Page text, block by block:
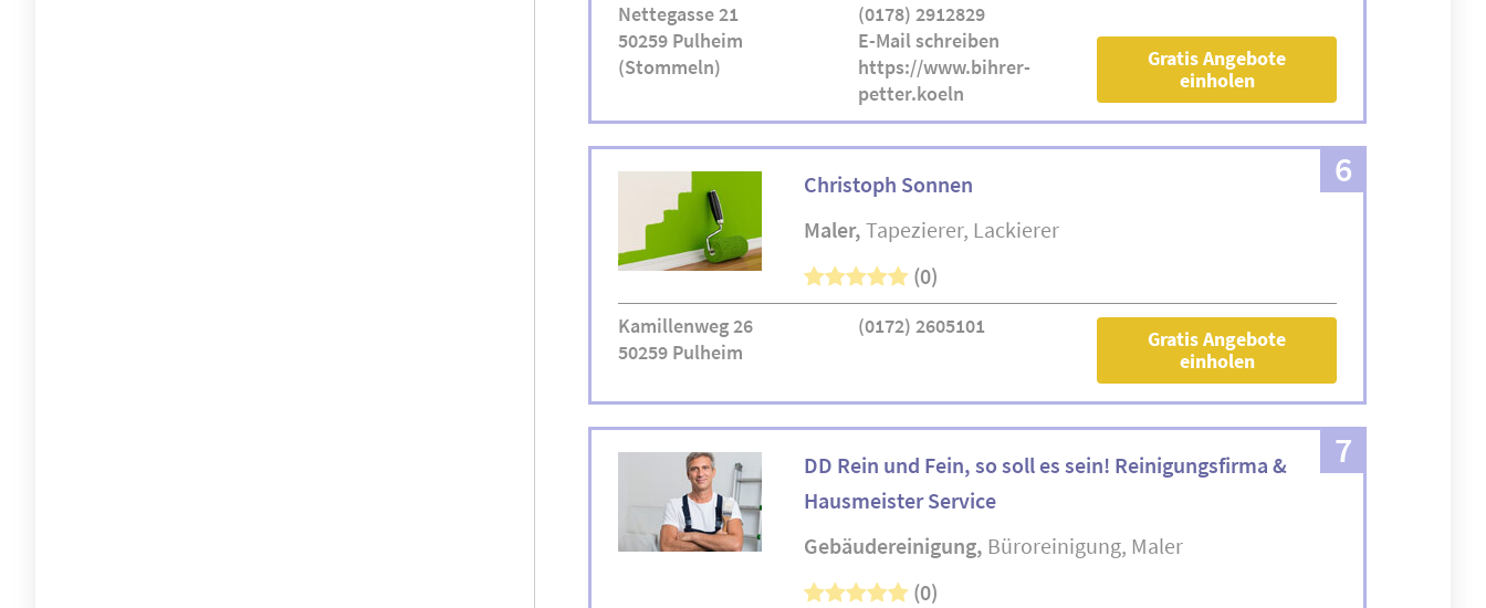
Nettegasse 21
50259 Pulheim
(Stommeln)
(0178) 2912829
E-Mail schreiben
https://www.bihrer-
petter.koeln
Gratis Angebote
einholen
6
Christoph Sonnen
Maler Tapezierer Lackierer
(0)
Kamillenweg 26
50259 Pulheim
(0172) 2605101
Gratis Angebote
einholen
7
DD Rein und Fein, so soll es sein! Reinigungsfirma &
Hausmeister Service
Gebäudereinigung Büroreinigung Maler
(0)